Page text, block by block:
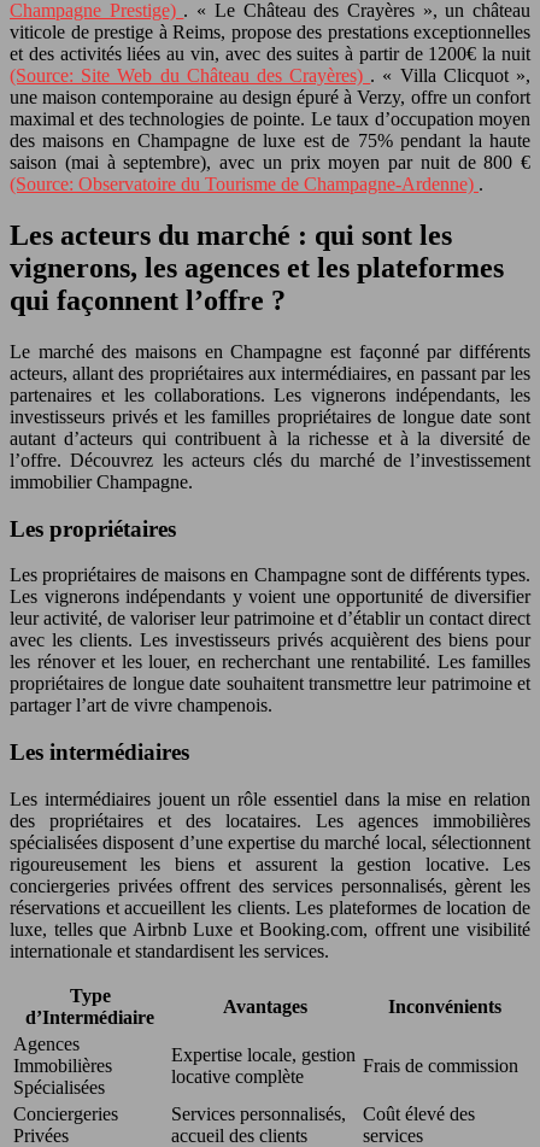
Champagne Prestige) . « Le Château des Crayères », un château
viticole de prestige à Reims, propose des prestations exceptionnelles
et des activités liées au vin, avec des suites à partir de 1200€ la nuit
(Source: Site Web du Château des Crayères) . « Villa Clicquot »,
une maison contemporaine au design épuré à Verzy, offre un confort
maximal et des technologies de pointe. Le taux d’occupation moyen
des maisons en Champagne de luxe est de 75% pendant la haute
saison (mai à septembre), avec un prix moyen par nuit de 800 €
(Source: Observatoire du Tourisme de Champagne-Ardenne) .
Les acteurs du marché : qui sont les
vignerons, les agences et les plateformes
qui façonnent l’offre ?
Le marché des maisons en Champagne est façonné par différents
acteurs, allant des propriétaires aux intermédiaires, en passant par les
partenaires et les collaborations. Les vignerons indépendants, les
investisseurs privés et les familles propriétaires de longue date sont
autant d’acteurs qui contribuent à la richesse et à la diversité de
l’offre. Découvrez les acteurs clés du marché de l’investissement
immobilier Champagne.
Les propriétaires
Les propriétaires de maisons en Champagne sont de différents types.
Les vignerons indépendants y voient une opportunité de diversifier
leur activité, de valoriser leur patrimoine et d’établir un contact direct
avec les clients. Les investisseurs privés acquièrent des biens pour
les rénover et les louer, en recherchant une rentabilité. Les familles
propriétaires de longue date souhaitent transmettre leur patrimoine et
partager l’art de vivre champenois.
Les intermédiaires
Les intermédiaires jouent un rôle essentiel dans la mise en relation
des propriétaires et des locataires. Les agences immobilières
spécialisées disposent d’une expertise du marché local, sélectionnent
rigoureusement les biens et assurent la gestion locative. Les
conciergeries privées offrent des services personnalisés, gèrent les
réservations et accueillent les clients. Les plateformes de location de
luxe, telles que Airbnb Luxe et Booking.com, offrent une visibilité
internationale et standardisent les services.
Type
d’Intermédiaire
Avantages
Inconvénients
Agences
Immobilières
Spécialisées
Expertise locale, gestion
locative complète
Frais de commission
Conciergeries
Privées
Services personnalisés,
accueil des clients
Coût élevé des
services